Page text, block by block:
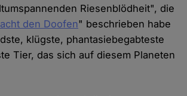
Riesenblödheit", die
den Doofen" beschrieben habe
klügste, phantasiebegabteste
Tier, das sich auf diesem Planeten